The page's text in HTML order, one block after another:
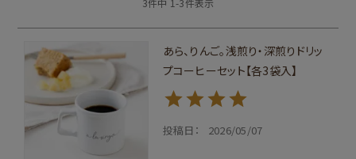
3件中 1-3件表示
あら、りんご。浅煎り・深煎りドリッ
プコーヒーセット【各3袋入】
投稿日 2026/05/07